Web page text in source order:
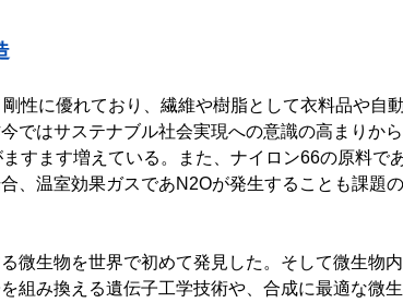
性に優れており、繊維や樹脂として衣料品や自
ではサステナブル社会実現への意識の高まりか
すます増えている。また、ナイロン66の原料で
、温室効果ガスであN2Oが発生することも課題の
微生物を世界で初めて発見した。そして微生物
組み換える遺伝子工学技術や、合成に最適な微